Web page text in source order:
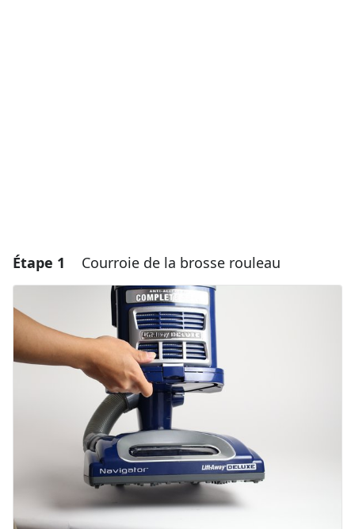
Étape 1 Courroie de la brosse rouleau